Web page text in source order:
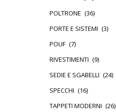
POLTRONE (36)
PORTE E SISTEMI (3)
POUF (7)
RIVESTIMENTI (9)
SEDIE E SGABELLI (24)
SPECCHI (16)
TAPPETI MODERNI (26)